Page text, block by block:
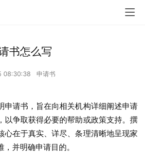
书怎么写
08:30:38 申请书
申请书，旨在向相关机构详细阐述申请
以争取获得必要的帮助或政策支持。撰
心在于真实、详尽、条理清晰地呈现家
并明确申请目的。